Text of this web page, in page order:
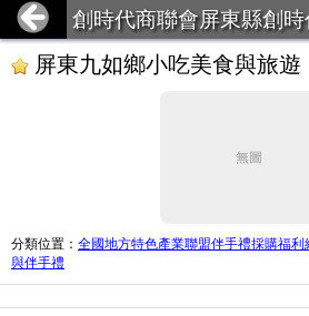
創時代商聯會屏東縣創
略聯盟
屏東九如鄉小吃美食與旅遊
無圖
分類位置 ： 全國地方特色產業聯盟伴手禮採購福利
與伴手禮